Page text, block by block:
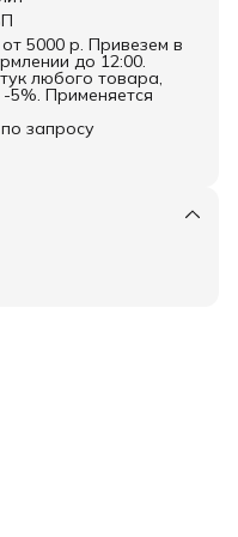
5000 р. Привезем в
до 12:00.
любого товара,
5%. Применяется
запросу